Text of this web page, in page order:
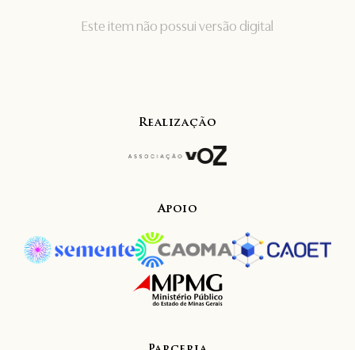
Este item não possui versão digital
Realização
Apoio